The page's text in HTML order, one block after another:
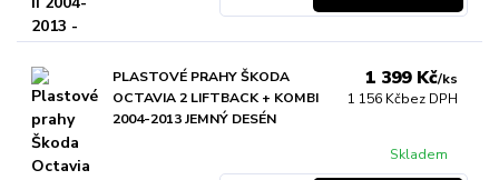
PLASTOVÉ PRAHY ŠKODA
OCTAVIA 2 LIFTBACK + KOMBI
2004-2013 JEMNÝ DESÉN
1 399 Kč/ks
1 156 Kčbez DPH
Skladem